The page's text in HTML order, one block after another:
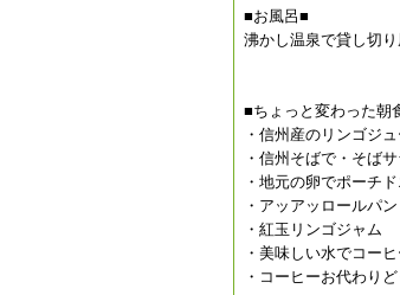
■お風呂■
沸かし温泉で貸し切り
■ちょっと変わった朝
・信州産のリンゴジュ
・信州そばで・そば
・地元の卵でポーチ
・アッアッロールパン
・紅玉リンゴジャム
・美味しい水でコーヒ
・コーヒーお代わり